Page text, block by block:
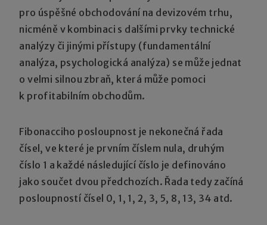
pro úspěšné obchodování na devizovém trhu,
nicméně v kombinaci s dalšími prvky technické
analýzy či jinými přístupy (fundamentální
analýza, psychologická analýza) se může jednat
o velmi silnou zbraň, která může pomoci
k profitabilním obchodům.
Fibonacciho posloupnost je nekonečná řada
čísel, ve které je prvním číslem nula, druhým
číslo 1 a každé následující číslo je definováno
jako součet dvou předchozích. Řada tedy začíná
posloupností čísel 0, 1, 1, 2, 3, 5, 8, 13, 34 atd.